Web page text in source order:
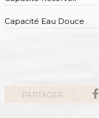
Capacité Eau Douce
PARTAGER